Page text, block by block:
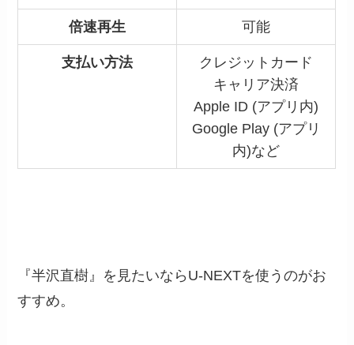
倍速再生 可能
支払い方法
クレジットカード
キャリア決済
Apple ID (アプリ内)
Google Play (アプリ
内)など
『半沢直樹』を見たいならU-NEXTを使うのがお
すすめ。